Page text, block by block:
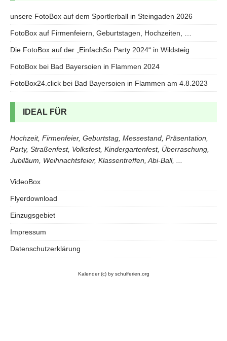
unsere FotoBox auf dem Sportlerball in Steingaden 2026
FotoBox auf Firmenfeiern, Geburtstagen, Hochzeiten, …
Die FotoBox auf der „EinfachSo Party 2024“ in Wildsteig
FotoBox bei Bad Bayersoien in Flammen 2024
FotoBox24.click bei Bad Bayersoien in Flammen am 4.8.2023
IDEAL FÜR
Hochzeit, Firmenfeier, Geburtstag, Messestand, Präsentation,
Party, Straßenfest, Volksfest, Kindergartenfest, Überraschung,
Jubiläum, Weihnachtsfeier, Klassentreffen, Abi-Ball, ...
VideoBox
Flyerdownload
Einzugsgebiet
Impressum
Datenschutzerklärung
Kalender(c) by schulferien.org